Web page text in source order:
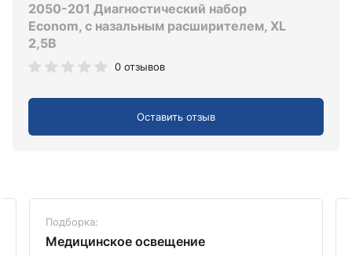
2050-201 Диагностический набор
Econom, с назальным расширителем, XL
2,5В
0 отзывов
Оставить отзыв
Подборка:
Медицинское освещение